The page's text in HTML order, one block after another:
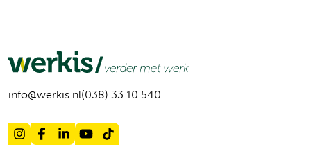
info@werkis.nl(038) 33 10 540